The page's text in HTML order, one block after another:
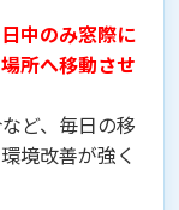
日中のみ窓際に
所へ移動させ
ど、毎日の移
境改善が強く